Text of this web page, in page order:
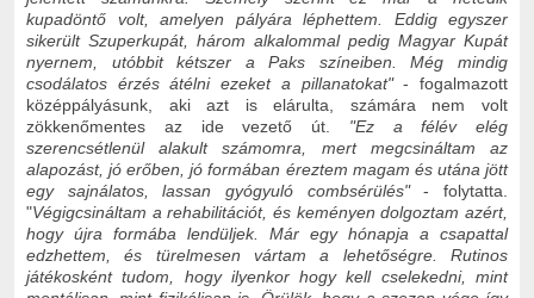
kupadöntő volt, amelyen pályára léphettem. Eddig egyszer
sikerült Szuperkupát, három alkalommal pedig Magyar Kupát
nyernem, utóbbit kétszer a Paks színeiben. Még mindig
csodálatos érzés átélni ezeket a pillanatokat"- fogalmazott
középpályásunk, aki azt is elárulta, számára nem volt
zökkenőmentes az ide vezető út. "Ez a félév elég
szerencsétlenül alakult számomra, mert megcsináltam az
alapozást, jó erőben, jó formában éreztem magam és utána jött
egy sajnálatos, lassan gyógyuló combsérülés"- folytatta.
"Végigcsináltam a rehabilitációt, és keményen dolgoztam azért,
hogy újra formába lendüljek. Már egy hónapja a csapattal
edzhettem, és türelmesen vártam a lehetőségre. Rutinos
játékosként tudom, hogy ilyenkor hogy kell cselekedni, mint